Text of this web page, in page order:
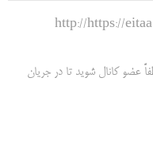
http://https://
عضو کانال شوید تا در جریان